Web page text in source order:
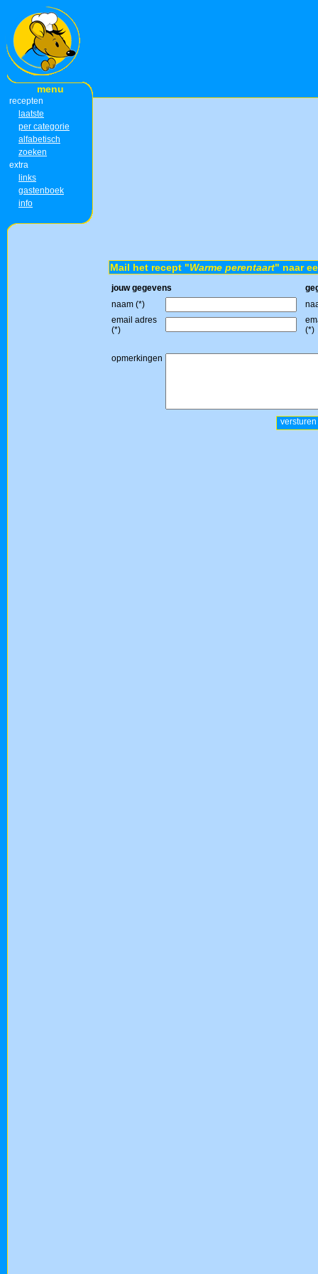
menu
recepten
laatste
per categorie
alfabetisch
zoeken
extra
links
gastenboek
info
Mail het recept "Warme perentaart" naar
jouw gegevens
naam (*)
email adres
(*)
(*)
opmerkingen